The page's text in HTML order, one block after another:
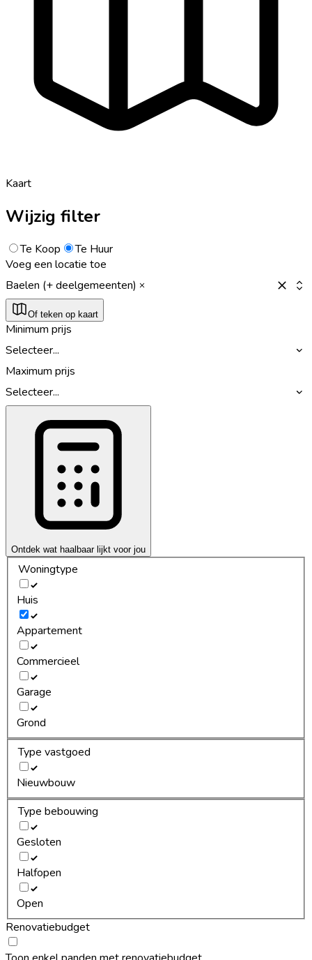
Kaart
Wijzig filter
Te Koop
Te Huur
Voeg een locatie toe
Baelen (+ deelgemeenten)
Of teken op kaart
Minimum prijs
Selecteer...
Maximum prijs
Selecteer...
Ontdek wat haalbaar lijkt voor jou
Woningtype
Huis
Appartement
Commercieel
Garage
Grond
Type vastgoed
Nieuwbouw
Type bebouwing
Gesloten
Halfopen
Open
Renovatiebudget